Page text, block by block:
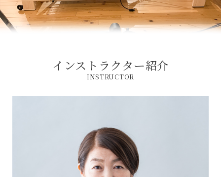
養成講座 / 採用情報
インストラクター紹介
INSTRUCTOR